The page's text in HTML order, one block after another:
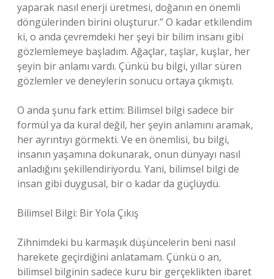
yaparak nasıl enerji üretmesi, doğanın en önemli
döngülerinden birini oluşturur.” O kadar etkilendim
ki, o anda çevremdeki her şeyi bir bilim insanı gibi
gözlemlemeye başladım. Ağaçlar, taşlar, kuşlar, her
şeyin bir anlamı vardı. Çünkü bu bilgi, yıllar süren
gözlemler ve deneylerin sonucu ortaya çıkmıştı.
O anda şunu fark ettim: Bilimsel bilgi sadece bir
formül ya da kural değil, her şeyin anlamını aramak,
her ayrıntıyı görmekti. Ve en önemlisi, bu bilgi,
insanın yaşamına dokunarak, onun dünyayı nasıl
anladığını şekillendiriyordu. Yani, bilimsel bilgi de
insan gibi duygusal, bir o kadar da güçlüydü.
Bilimsel Bilgi: Bir Yola Çıkış
Zihnimdeki bu karmaşık düşüncelerin beni nasıl
harekete geçirdiğini anlatamam. Çünkü o an,
bilimsel bilginin sadece kuru bir gerçeklikten ibaret